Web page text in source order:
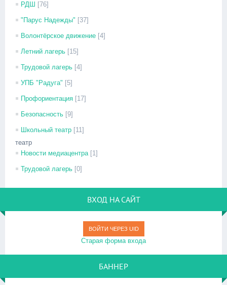
РДШ [76]
"Парус Надежды" [37]
Волонтёрское движение [4]
Летний лагерь [15]
Трудовой лагерь [4]
УПБ "Радуга" [5]
Профориентация [17]
Безопасность [9]
Школьный театр [11]
театр
Новости медиацентра [1]
Трудовой лагерь [0]
ВХОД НА САЙТ
ВОЙТИ ЧЕРЕЗ UID
Старая форма входа
БАННЕР